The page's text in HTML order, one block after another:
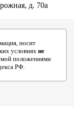
д. 70а
носит
условиях не
положениями
РФ.